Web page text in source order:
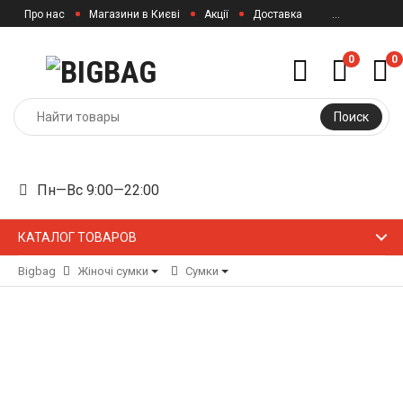
Про нас Магазини в Києві Акції Доставка ...
Поиск
Пн—Вс 9:00—22:00
0 0
КАТАЛОГ ТОВАРОВ
Bigbag Жіночі сумки Сумки